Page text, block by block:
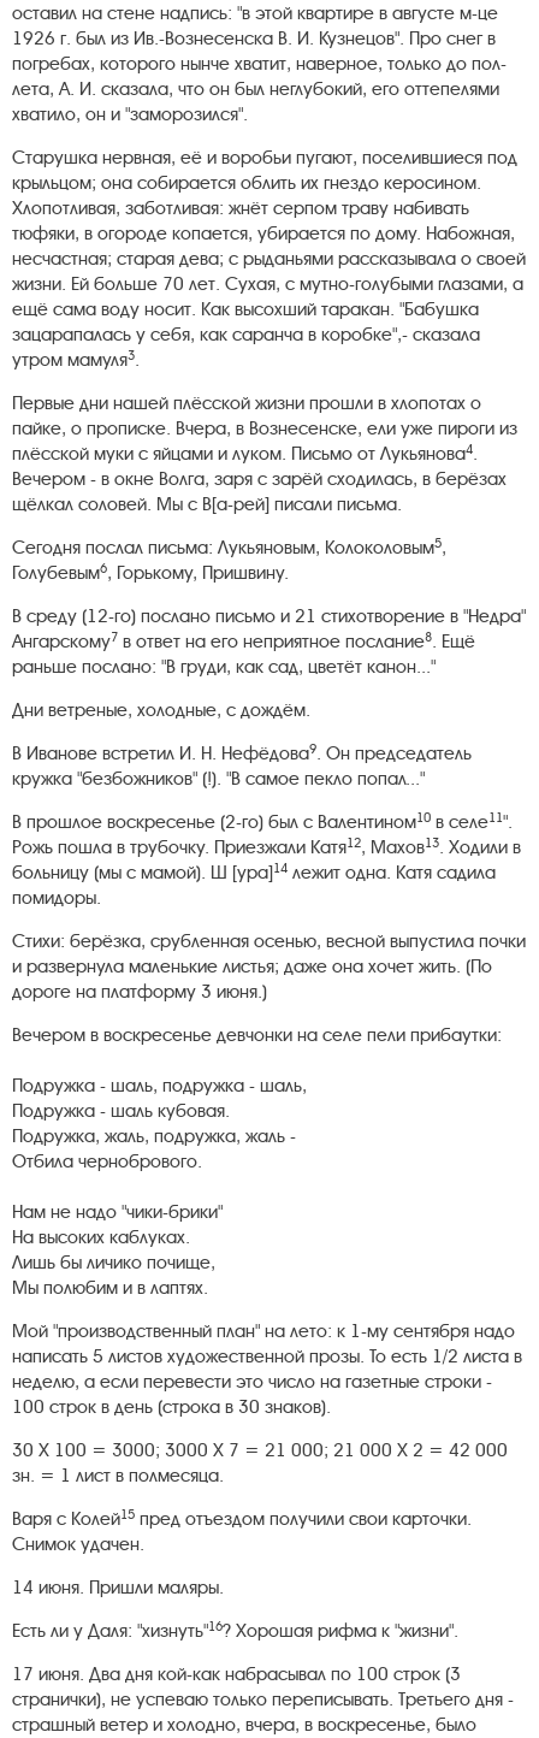
оставил на стене надпись: "в этой квартире в августе м-це
1926 г. был из Ив.-Вознесенска В. И. Кузнецов". Про снег в
погребах, которого нынче хватит, наверное, только до пол-
лета, А. И. сказала, что он был неглубокий, его оттепелями
хватило, он и "заморозился".
Старушка нервная, её и воробьи пугают, поселившиеся под
крыльцом; она собирается облить их гнездо керосином.
Хлопотливая, заботливая: жнёт серпом траву набивать
тюфяки, в огороде копается, убирается по дому. Набожная,
несчастная; старая дева; с рыданьями рассказывала о своей
жизни. Ей больше 70 лет. Сухая, с мутно-голубыми глазами, а
ещё сама воду носит. Как высохший таракан. "Бабушка
зацарапалась у себя, как саранча в коробке",- сказала
утром мамуля3.
Первые дни нашей плёсской жизни прошли в хлопотах о
пайке, о прописке. Вчера, в Вознесенске, ели уже пироги из
плёсской муки с яйцами и луком. Письмо от Лукьянова4.
Вечером - в окне Волга, заря с зарёй сходилась, в берёзах
щёлкал соловей. Мы с В[а-рей] писали письма.
Сегодня послал письма: Лукьяновым, Колоколовым5,
Голубевым6, Горькому, Пришвину.
В среду (12-го) послано письмо и 21 стихотворение в "Недра"
Ангарскому7 в ответ на его неприятное послание8. Ещё
раньше послано: "В груди, как сад, цветёт канон..."
Дни ветреные, холодные, с дождём.
В Иванове встретил И. Н. Нефёдова9. Он председатель
кружка "безбожников" (!). "В самое пекло попал..."
В прошлое воскресенье (2-го) был с Валентином10 в селе11".
Рожь пошла в трубочку. Приезжали Катя12, Махов13. Ходили в
больницу (мы с мамой). Ш [ура] 14 лежит одна. Катя садила
помидоры.
Стихи: берёзка, срубленная осенью, весной выпустила почки
и развернула маленькие листья; даже она хочет жить. (По
дороге на платформу 3 июня.)
Вечером в воскресенье девчонки на селе пели прибаутки:
Подружка - шаль, подружка - шаль,
Подружка - шаль кубовая.
Подружка, жаль, подружка, жаль -
Отбила чернобрового.
Нам не надо "чики-брики"
На высоких каблуках.
Лишь бы личико почище,
Мы полюбим и в лаптях.
Мой "производственный план" на лето: к 1-му сентября надо
написать 5 листов художественной прозы. То есть 1/2 листа в
неделю, а если перевести это число на газетные строки -
100 строк в день (строка в 30 знаков).
30 Х 100 = 3000; 3000 X 7 = 21 000; 21 000 X 2 = 42 000
зн. = 1 лист в полмесяца.
Варя с Колей15 пред отъездом получили свои карточки.
Снимок удачен.
14 июня. Пришли маляры.
Есть ли у Даля: "хизнуть"16? Хорошая рифма к "жизни".
17 июня. Два дня кой-как набрасывал по 100 строк (3
странички), не успеваю только переписывать. Третьего дня -
страшный ветер и холодно, вчера, в воскресенье, было